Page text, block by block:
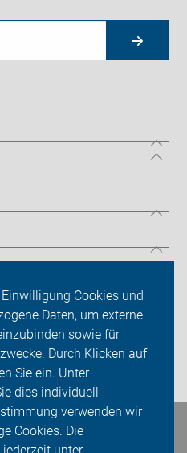
Cookies und
Daten, um externe
sowie für
Durch Klicken auf
Sie ein. Unter
dies individuell
verwenden wir
Cookies. Die